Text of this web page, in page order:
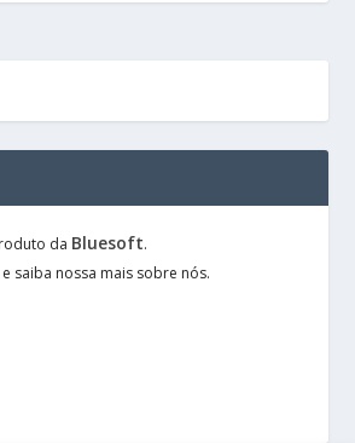
da Bluesoft.
saiba nossa mais sobre nós.